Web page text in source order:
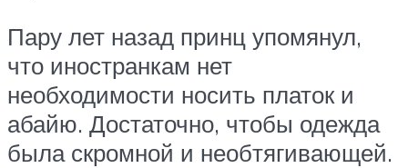
Пару лет назад принц упомянул,
что иностранкам нет
необходимости носить платок и
абайю. Достаточно, чтобы одежда
была скромной и необтягивающей.